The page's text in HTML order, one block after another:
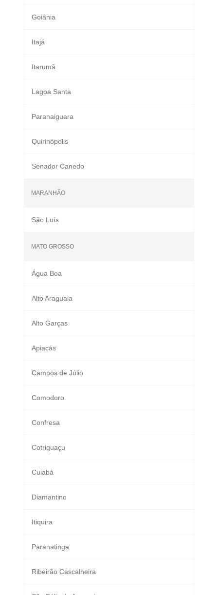
Goiânia
Itajá
Itarumã
Lagoa Santa
Paranaiguara
Quirinópolis
Senador Canedo
MARANHÃO
São Luís
MATO GROSSO
Água Boa
Alto Araguaia
Alto Garças
Apiacás
Campos de Júlio
Comodoro
Confresa
Cotriguaçu
Cuiabá
Diamantino
Itiquira
Paranatinga
Ribeirão Cascalheira